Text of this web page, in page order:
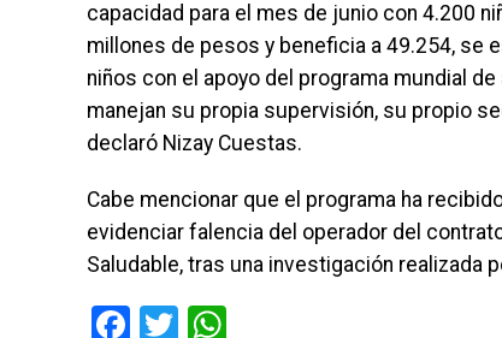
capacidad para el mes de junio con 4.200
millones de pesos y beneficia a 49.254, se
niños con el apoyo del programa mundial
manejan su propia supervisión, su propio
declaró Nizay Cuestas.
Cabe mencionar que el programa ha
evidenciar falencia del operador del
Saludable, tras una investigación realizada
Facebook
Twitter